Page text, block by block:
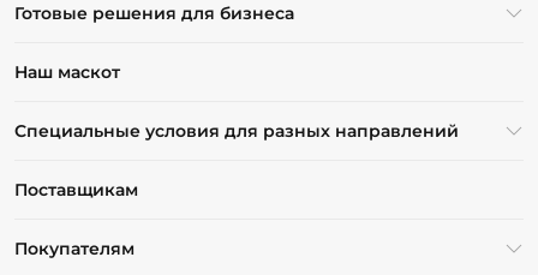
Готовые решения для бизнеса
Наш маскот
Специальные условия для разных направлений
Поставщикам
Покупателям